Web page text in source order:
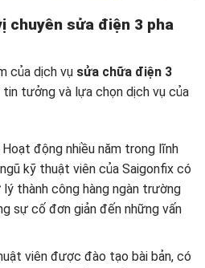
chuyên sửa điện 3 pha
của dịch vụ sửa chữa điện 3
tin tưởng và lựa chọn dịch vụ của
động nhiều năm trong lĩnh
kỹ thuật viên của Saigonfix có
thành công hàng ngàn trường
sự cố đơn giản đến những vấn
viên được đào tạo bài bản, có